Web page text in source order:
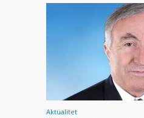
Aktualitet